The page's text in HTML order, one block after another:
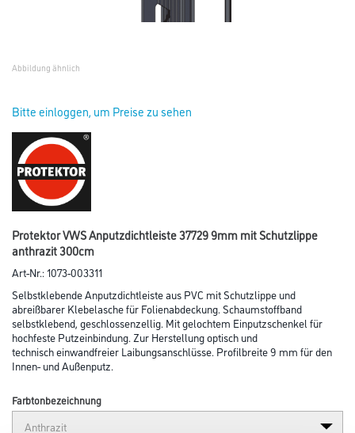
Abbildung ähnlich
Bitte einloggen, um Preise zu sehen
Protektor VWS Anputzdichtleiste 37729 9mm mit Schutzlippe
anthrazit 300cm
Art-Nr.:1073-003311
Selbstklebende Anputzdichtleiste aus PVC mit Schutzlippe und
abreißbarer Klebelasche für Folienabdeckung. Schaumstoffband
selbstklebend, geschlossenzellig. Mit gelochtem Einputzschenkel für
hochfeste Putzeinbindung. Zur Herstellung optisch und
technisch einwandfreier Laibungsanschlüsse. Profilbreite 9 mm für den
Innen- und Außenputz.
Farbtonbezeichnung